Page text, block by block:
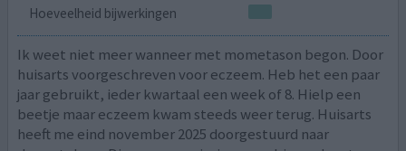
Hoeveelheid bijwerkingen
Ik weet niet meer wanneer met mometason begon. Door
huisarts voorgeschreven voor eczeem. Heb het een paar
jaar gebruikt, ieder kwartaal een week of 8. Hielp een
beetje maar eczeem kwam steeds weer terug. Huisarts
heeft me eind november 2025 doorgestuurd naar